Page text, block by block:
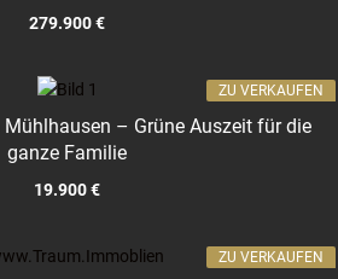
279.900 €
– Grüne Auszeit für die
ganze Familie
19.900 €
ZU VERKAUFEN
ZU VERKAUFEN